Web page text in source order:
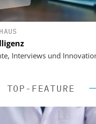
Interviews und
TOP-FEATURE